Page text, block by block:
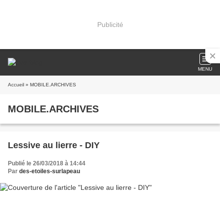
Publicité
MENU
Accueil » MOBILE.ARCHIVES
MOBILE.ARCHIVES
Lessive au lierre - DIY
Publié le 26/03/2018 à 14:44
Par des-etoiles-surlapeau